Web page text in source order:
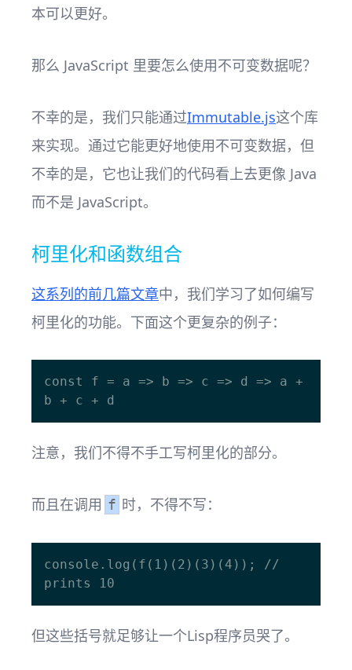
本可以更好。
那么 JavaScript 里要怎么使用不可变数据呢？
不幸的是，我们只能通过Immutable.js这个库
来实现。通过它能更好地使用不可变数据，但
不幸的是，它也让我们的代码看上去更像 Java
而不是 JavaScript。
柯里化和函数组合
这系列的前几篇文章中，我们学习了如何编写
柯里化的功能。下面这个更复杂的例子：
const f = a => b => c => d => a +
注意，我们不得不手工写柯里化的部分。
而且在调用 f 时，不得不写：
console.log(f(1)(2)(3)(4)); //
但这些括号就足够让一个Lisp程序员哭了。